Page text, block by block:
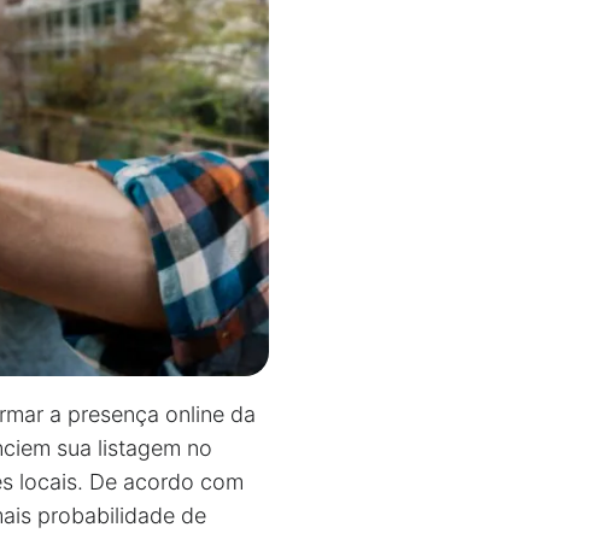
a presença online da
sua listagem no
locais. De acordo com
probabilidade de